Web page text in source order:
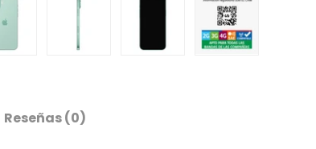
Reseñas (0)